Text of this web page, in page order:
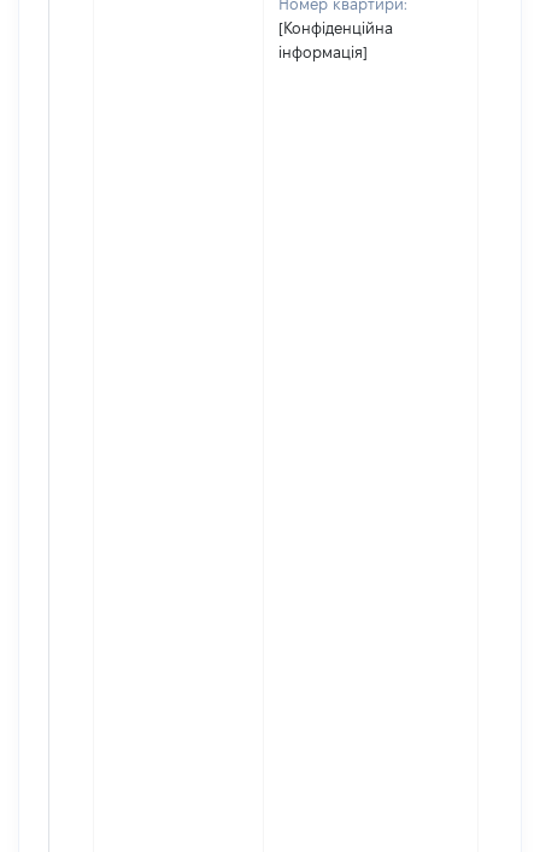
Номер квартири:
[Конфіденційна
інформація]